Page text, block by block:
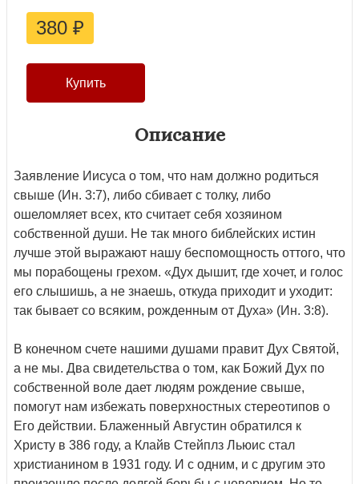
380 ₽
Описание
Заявление Иисуса о том, что нам должно родиться
свыше (Ин. 3:7), либо сбивает с толку, либо
ошеломляет всех, кто считает себя хозяином
собственной души. Не так много библейских истин
лучше этой выражают нашу беспомощность оттого, что
мы порабощены грехом. «Дух дышит, где хочет, и голос
его слышишь, а не знаешь, откуда приходит и уходит:
так бывает со всяким, рожденным от Духа» (Ин. 3:8).
В конечном счете нашими душами правит Дух Святой,
а не мы. Два свидетельства о том, как Божий Дух по
собственной воле дает людям рождение свыше,
помогут нам избежать поверхностных стереотипов о
Его действии. Блаженный Августин обратился к
Христу в 386 году, а Клайв Стейплз Льюис стал
христианином в 1931 году. И с одним, и с другим это